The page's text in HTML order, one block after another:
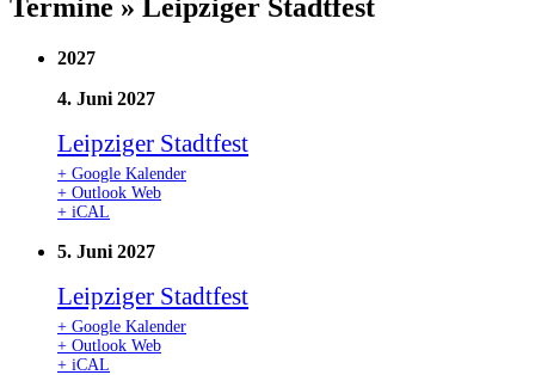
Termine » Leipziger Stadtfest
2027
4. Juni 2027
Leipziger Stadtfest
+ Google Kalender
+ Outlook Web
+ iCAL
5. Juni 2027
Leipziger Stadtfest
+ Google Kalender
+ Outlook Web
+ iCAL